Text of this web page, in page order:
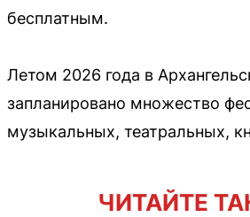
бесплатным.
Летом 2026 года в
запланировано множество
музыкальных, театральных,
ЧИТАЙТЕ